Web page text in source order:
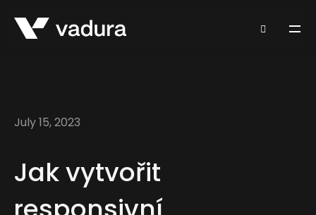
July 15, 2023
Jak vytvořit
responsivní